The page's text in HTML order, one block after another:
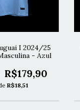
I 2024/25
- Azul
R$179,90
R$18,51